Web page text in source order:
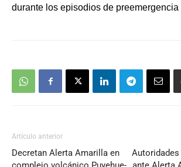
durante los episodios de preemergencia
Artículo anterior
Decretan Alerta Amarilla en